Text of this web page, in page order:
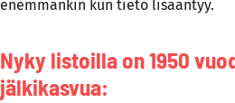
enemmänkin kun tieto lisääntyy.
Nyky listoilla on 1950
jälkikasvua: